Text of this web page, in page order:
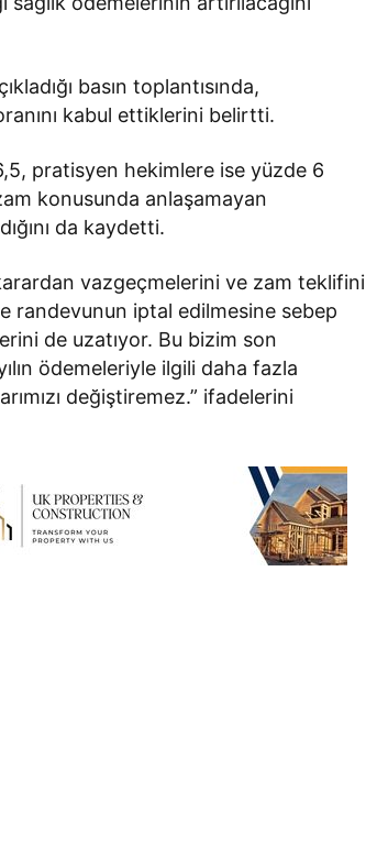
basın toplantısında,
kabul ettiklerini belirtti.
pratisyen hekimlere ise yüzde 6
konusunda anlaşamayan
da kaydetti.
vazgeçmelerini ve zam teklifini
randevunun iptal edilmesine sebep
de uzatıyor. Bu bizim son
ödemeleriyle ilgili daha fazla
değiştiremez.” ifadelerini